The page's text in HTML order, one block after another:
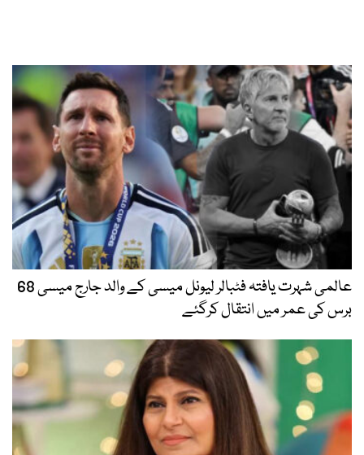
عالمی شہرت یافتہ فٹبالر لیونل میسی کے والد جارج میسی 68
برس کی عمر میں انتقال کرگئے